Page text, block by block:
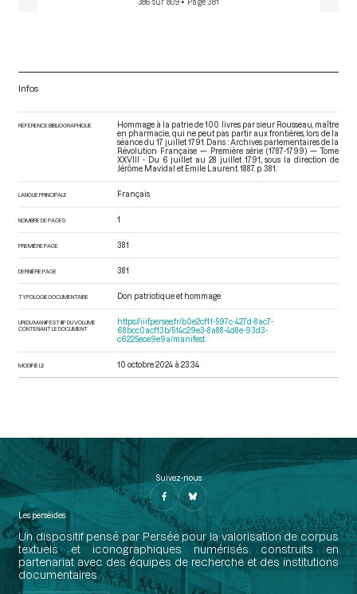
Infos
RÉFÉRENCE BIBLIOGRAPHIQUE
Hommage à la patrie de 100 livres par sieur Rousseau, maître
en pharmacie, qui ne peut pas partir aux frontières, lors de la
séance du 17 juillet 1791. Dans : Archives parlementaires de la
Révolution Française — Première série (1787-1799) — Tome
XXVIII - Du 6 juillet au 28 juillet 1791.
, sous la direction de
Jérôme Mavidal et Emile Laurent. 1887. p. 381.
LANGUE PRINCIPALE Français
NOMBRE DE PAGES 1
PREMIÈRE PAGE 381
DERNIÈRE PAGE 381
TYPOLOGIE DOCUMENTAIRE Don patriotique et hommage
URI DU MANIFEST IIIF DU VOLUME
CONTENANT LE DOCUMENT
https://iiif.persee.fr/b0e2cf11-597c-427d-8ac7-
68bcc0acf13b/514c29e3-8a88-4d8e-93d3-
c6225ece9e9a/manifest
MODIFIÉ LE 10 octobre 2024 à 23:34
Suivez-nous
Les perséides
Un dispositif pensé par Persée pour la valorisation de corpus
textuels et iconographiques numérisés construits en
partenariat avec des équipes de recherche et des institutions
documentaires.